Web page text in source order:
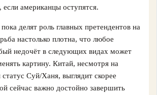
американцы оступятся.
делят роль главных претендентов на
настолько плотна, что любое
недочёт в следующих видах может
картину. Китай, несмотря на
Суй/Ханя, выглядит скорее
сейчас важно достойно завершить